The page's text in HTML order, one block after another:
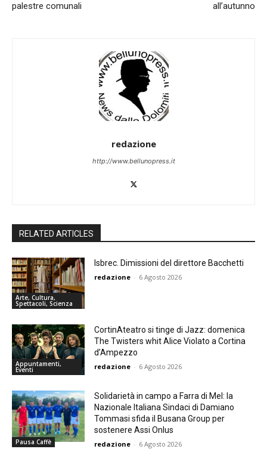
palestre comunali
all’autunno
redazione
http://www.bellunopress.it
RELATED ARTICLES
Arte, Cultura,
Spettacoli, Scienza
Isbrec. Dimissioni del direttore Bacchetti
redazione - 6 Agosto 2026
Appuntamenti,
Eventi
CortinAteatro si tinge di Jazz: domenica
The Twisters whit Alice Violato a Cortina
d’Ampezzo
redazione - 6 Agosto 2026
Pausa Caffè
Solidarietà in campo a Farra di Mel: la
Nazionale Italiana Sindaci di Damiano
Tommasi sfida il Busana Group per
sostenere Assi Onlus
redazione - 6 Agosto 2026